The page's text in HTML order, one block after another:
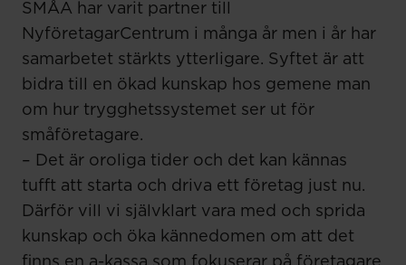
SMÅA har varit partner till
NyföretagarCentrum i många år men i år har
samarbetet stärkts ytterligare. Syftet är att
bidra till en ökad kunskap hos gemene man
om hur trygghetssystemet ser ut för
småföretagare.
– Det är oroliga tider och det kan kännas
tufft att starta och driva ett företag just nu.
Därför vill vi självklart vara med och sprida
kunskap och öka kännedomen om att det